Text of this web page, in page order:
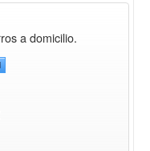
a domicilio.